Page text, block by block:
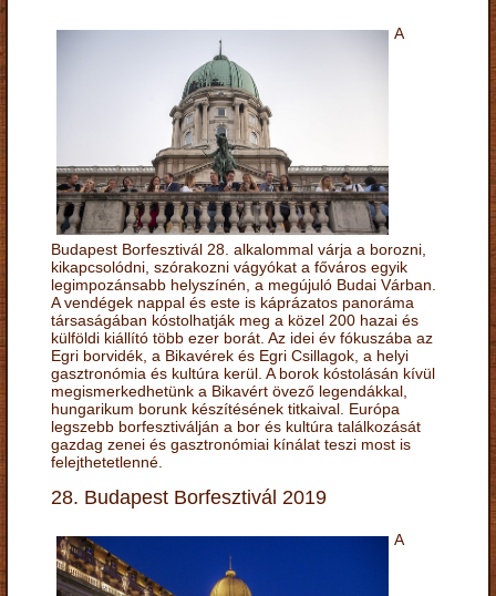
A
Budapest Borfesztivál 28. alkalommal várja a borozni,
kikapcsolódni, szórakozni vágyókat a főváros egyik
legimpozánsabb helyszínén, a megújuló Budai Várban.
A vendégek nappal és este is káprázatos panoráma
társaságában kóstolhatják meg a közel 200 hazai és
külföldi kiállító több ezer borát. Az idei év fókuszába az
Egri borvidék, a Bikavérek és Egri Csillagok, a helyi
gasztronómia és kultúra kerül. A borok kóstolásán kívül
megismerkedhetünk a Bikavért övező legendákkal,
hungarikum borunk készítésének titkaival. Európa
legszebb borfesztiválján a bor és kultúra találkozását
gazdag zenei és gasztronómiai kínálat teszi most is
felejthetetlenné.
28. Budapest Borfesztivál 2019
A